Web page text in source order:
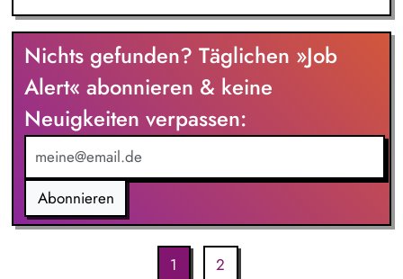
Nichts gefunden? Täglichen »Job
Alert« abonnieren & keine
Neuigkeiten verpassen:
Abonnieren
1 2